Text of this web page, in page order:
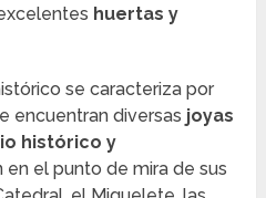
huertas y
se caracteriza por
encuentran diversas joyas
histórico y
en el punto de mira de sus